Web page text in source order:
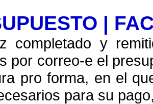
|
completado y
por correo-e el
pro forma, en el
para su